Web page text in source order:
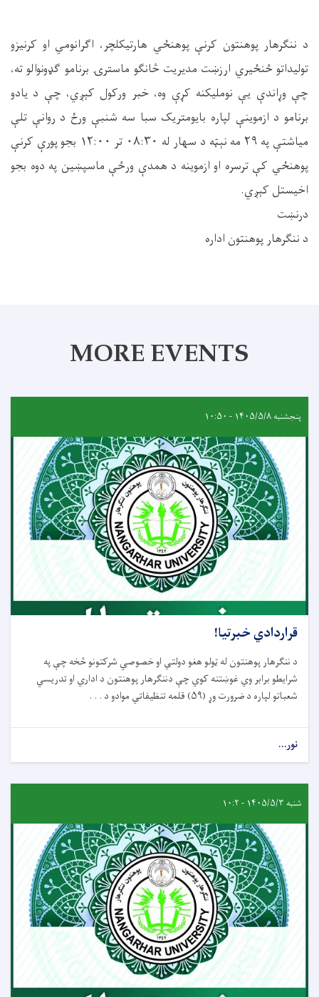
د ننګرهار پوهنتون کرنې پوهنځي هارتیکلچر، اګرانومي او کرنیزو
تولیداتو ځنځیري ارزښت مدیریت څانګو ماسترۍ برنامو ګډونوالو ته،
چې وړاندې یې نوملیکنه کړې وه، خبر ورکول کېږي، چې د یادو
برنامو د ازموینې لپاره بایومتریک سبا سه شنبې ورځ د روانې تلې
میاشتې په ۲۹ مه نېټه د سهار له ۰۸:۳۰ تر ۱۲:۰۰ بجو پورې کرنې
پوهنځي کې ترسره او ازموینه د همدې ورځې ماسپښین په دوه بجو
اخیستل کېږي.
درنښت
د ننګرهار پوهنتون اداره
MORE EVENTS
پنجشنبه ۱۴۰۵/۵/۸ - ۱۰:۵۰
قراردادي خبرتيا!
د ننګرهار پوهنتون له ټولو هغو دولتي او خصوصي شرکتونو څخه چې په
شرايطو برابر وي غوښتنه کوي چې دننګرهار پوهنتون د اداري او تدريسي
شعباتو لپاره د ضرورت وړ (۵۹) قلمه تنظيفاتي موادو د . . .
نور...
شنبه ۱۴۰۵/۵/۳ - ۱۰:۲